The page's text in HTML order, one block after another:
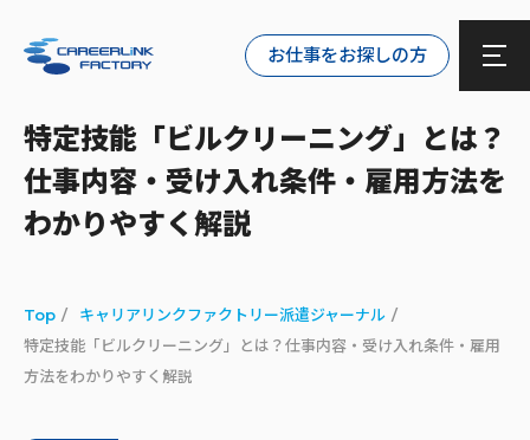
お仕事をお探しの方
特定技能「ビルクリーニング」とは？
仕事内容・受け入れ条件・雇用方法を
わかりやすく解説
Top
キャリアリンクファクトリー派遣ジャーナル
特定技能「ビルクリーニング」とは？仕事内容・受け入れ条件・雇用
方法をわかりやすく解説